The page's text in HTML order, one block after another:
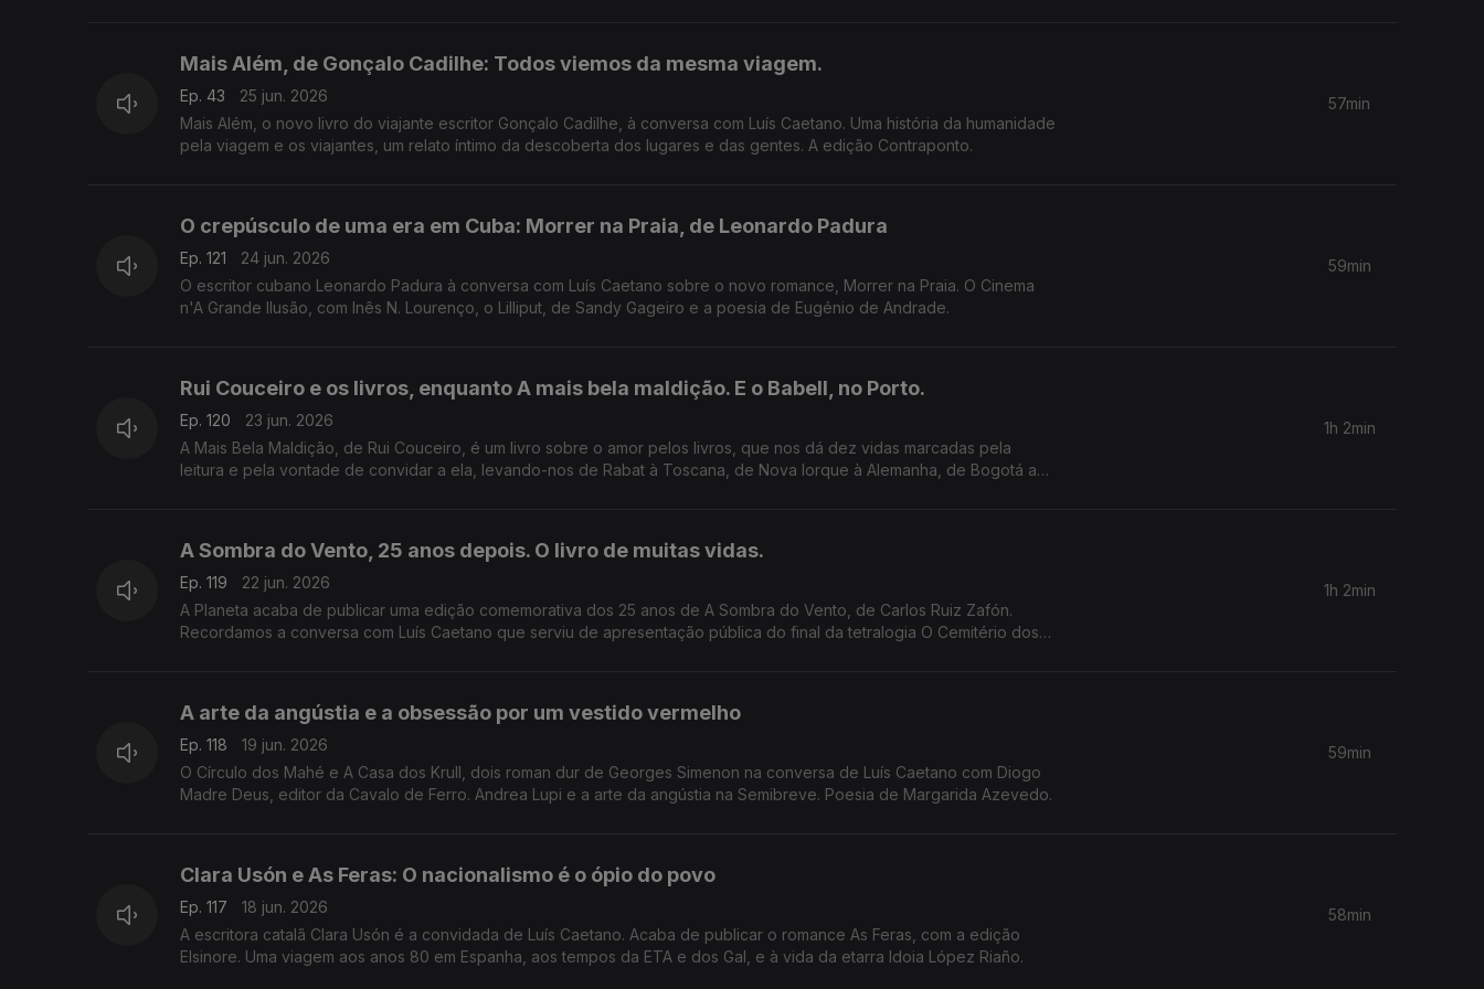
Mais Além, de Gonçalo Cadilhe: Todos viemos da mesma viagem.
Ep. 43
25 jun. 2026
Mais Além, o novo livro do viajante escritor Gonçalo Cadilhe, à conversa com Luís Caetano. Uma história da humanidade
pela viagem e os viajantes, um relato íntimo da descoberta dos lugares e das gentes. A edição Contraponto.
57min
O crepúsculo de uma era em Cuba: Morrer na Praia, de Leonardo Padura
Ep. 121
24 jun. 2026
O escritor cubano Leonardo Padura à conversa com Luís Caetano sobre o novo romance, Morrer na Praia. O Cinema
n'A Grande Ilusão, com Inês N. Lourenço, o Lilliput, de Sandy Gageiro e a poesia de Eugénio de Andrade.
59min
Rui Couceiro e os livros, enquanto A mais bela maldição. E o Babell, no Porto.
Ep. 120
23 jun. 2026
A Mais Bela Maldição, de Rui Couceiro, é um livro sobre o amor pelos livros, que nos dá dez vidas marcadas pela
leitura e pela vontade de convidar a ela, levando-nos de Rabat à Toscana, de Nova Iorque à Alemanha, de Bogotá a
1h 2min
A Sombra do Vento, 25 anos depois. O livro de muitas vidas.
Ep. 119
22 jun. 2026
A Planeta acaba de publicar uma edição comemorativa dos 25 anos de A Sombra do Vento, de Carlos Ruiz Zafón.
Recordamos a conversa com Luís Caetano que serviu de apresentação pública do final da tetralogia O Cemitério dos
1h 2min
A arte da angústia e a obsessão por um vestido vermelho
Ep. 118
19 jun. 2026
O Círculo dos Mahé e A Casa dos Krull, dois roman dur de Georges Simenon na conversa de Luís Caetano com Diogo
Madre Deus, editor da Cavalo de Ferro. Andrea Lupi e a arte da angústia na Semibreve. Poesia de Margarida Azevedo.
59min
Clara Usón e As Feras: O nacionalismo é o ópio do povo
Ep. 117
18 jun. 2026
A escritora catalã Clara Usón é a convidada de Luís Caetano. Acaba de publicar o romance As Feras, com a edição
Elsinore. Uma viagem aos anos 80 em Espanha, aos tempos da ETA e dos Gal, e à vida da etarra Idoia López Riaño.
58min